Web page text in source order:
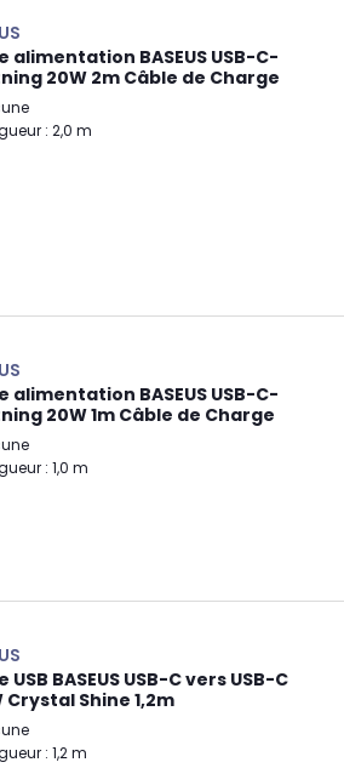
alimentation BASEUS USB-C-
20W 2m Câble de Charge
: 2,0 m
alimentation BASEUS USB-C-
20W 1m Câble de Charge
: 1,0 m
USB BASEUS USB-C vers USB-C
Crystal Shine 1,2m
: 1,2 m